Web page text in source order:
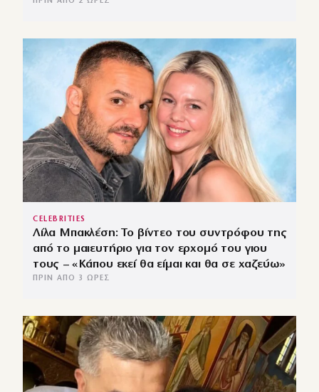
CELEBRITIES
Λίλα Μπακλέση: Το βίντεο του συντρόφου της
από το μαιευτήριο για τον ερχομό του γιου
τους – «Κάπου εκεί θα είμαι και θα σε χαζεύω»
ΠΡΙΝ ΑΠΌ 3 ΏΡΕΣ